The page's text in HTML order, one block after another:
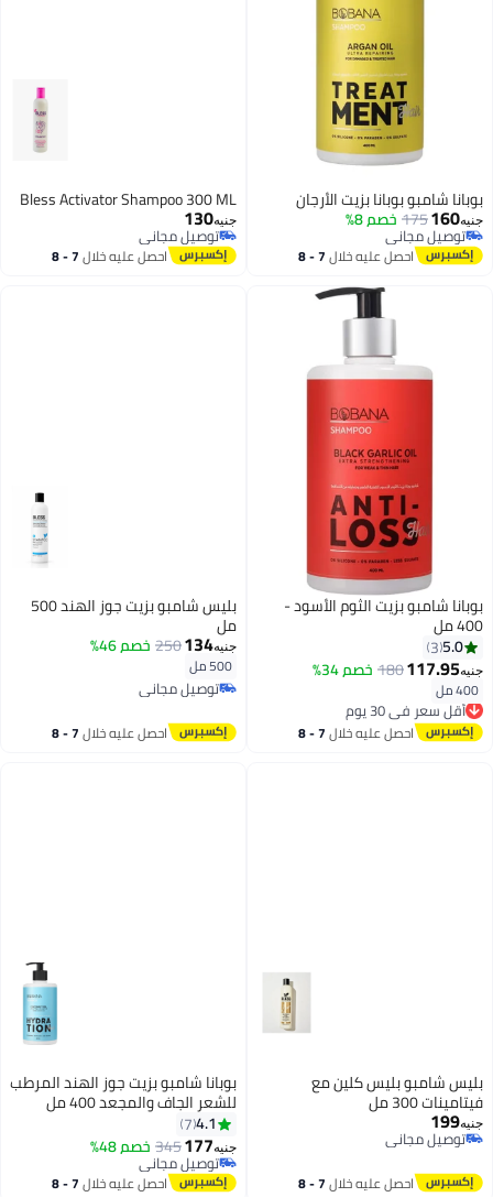
بوبانا شامبو بوبانا بزيت الأرجان
جنيه160
175 خصم 8%
توصيل مجاني
توصيل مجانياحصل عليه خلال 7 - 8
Bless Activator Shampoo 300 ML
جنيه130
توصيل مجاني
توصيل مجانياحصل عليه خلال 7 - 8
بوبانا شامبو بزيت الثوم الأسود -
400 مل
5.0
3
جنيه117.95
180 خصم 34%
400 ملأقل سعر في 30 يوم
توصيل مجاني
أقل سعر في 30 يوماحصل عليه خلال 7 - 8
بليس شامبو بزيت جوز الهند 500
مل
جنيه134
250 خصم 46%
500 مل
توصيل مجاني
توصيل مجاني
احصل عليه خلال 7 - 8
بليس شامبو بليس كلين مع
فيتامينات 300 مل
جنيه199
توصيل مجاني
توصيل مجاني
احصل عليه خلال 7 - 8
بوبانا شامبو بزيت جوز الهند المرطب
للشعر الجاف والمجعد 400 مل
4.1
7
جنيه177
345 خصم 48%
توصيل مجاني
توصيل مجانياحصل عليه خلال 7 - 8